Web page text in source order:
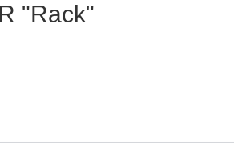
"Rack"